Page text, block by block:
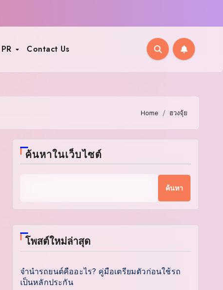
PR Contact Us
Home ฮวงจุ้ย
ค้นหาในเว็บไซต์
ค้นหา
โพสต์ใหม่ล่าสุด
จำนำรถยนต์คืออะไร? คู่มือเตรียมตัวก่อนใช้รถ
เป็นหลักประกัน